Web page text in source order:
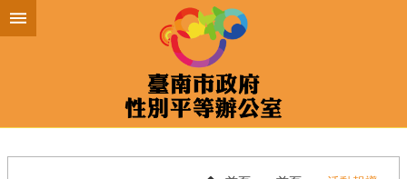
跳到主要內容區塊